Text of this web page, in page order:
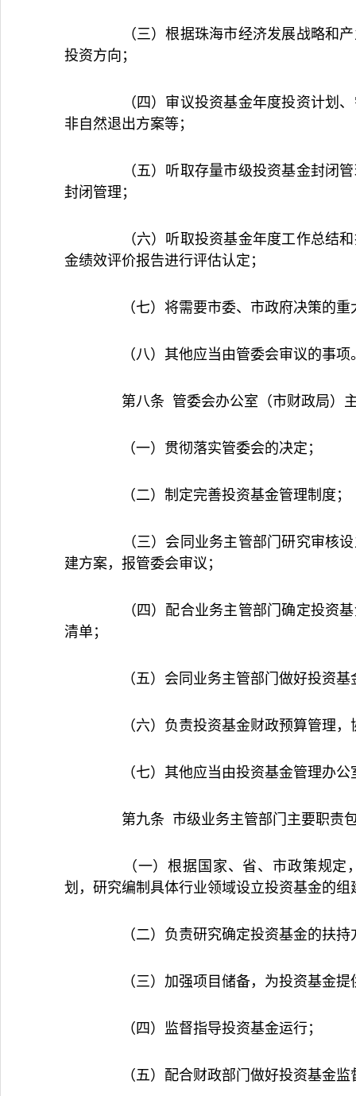
（三）根据珠海市经济发展战略和产
投资方向；
（四）审议投资基金年度投资计划、
非自然退出方案等；
（五）听取存量市级投资基金封闭管
封闭管理；
（六）听取投资基金年度工作总结和
金绩效评价报告进行评估认定；
（七）将需要市委、市政府决策的重
（八）其他应当由管委会审议的事项
第八条 管委会办公室（市财政局）
（一）贯彻落实管委会的决定；
（二）制定完善投资基金管理制度；
（三）会同业务主管部门研究审核设
建方案，报管委会审议；
（四）配合业务主管部门确定投资基
清单；
（五）会同业务主管部门做好投资基
（六）负责投资基金财政预算管理，
（七）其他应当由投资基金管理办公
第九条 市级业务主管部门主要职责
（一）根据国家、省、市政策规定
划，研究编制具体行业领域设立投资基金的
（二）负责研究确定投资基金的扶持
（三）加强项目储备，为投资基金提
（四）监督指导投资基金运行；
（五）配合财政部门做好投资基金监